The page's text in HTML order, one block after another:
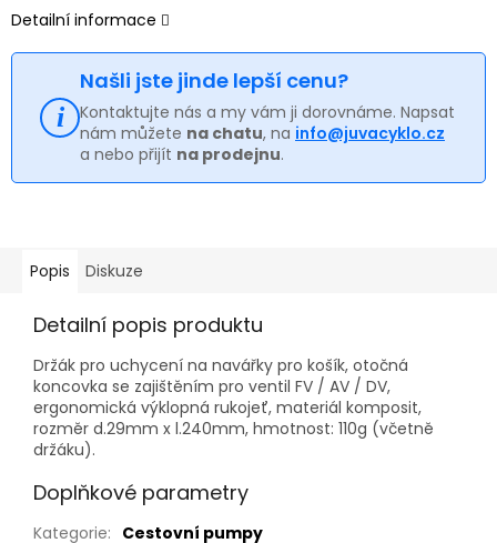
Detailní informace
Našli jste jinde lepší cenu?
Kontaktujte nás a my vám ji dorovnáme. Napsat
nám můžete na chatu, na info@juvacyklo.cz
a nebo přijít na prodejnu.
Popis Diskuze
Detailní popis produktu
Držák pro uchycení na navářky pro košík, otočná
koncovka se zajištěním pro ventil FV / AV / DV,
ergonomická výklopná rukojeť, materiál komposit,
rozměr d.29mm x l.240mm, hmotnost: 110g (včetně
držáku).
Doplňkové parametry
Kategorie: Cestovní pumpy